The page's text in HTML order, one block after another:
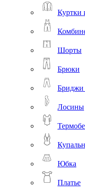
Куртки
Шорты
Брюки
Бриджи
Лосины
Юбка
Платье